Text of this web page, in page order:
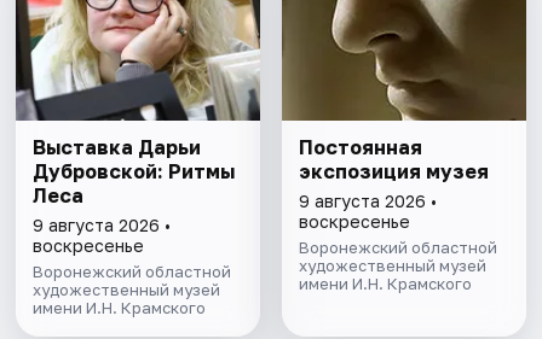
Выставка Дарьи
Дубровской: Ритмы
Леса
9 августа 2026 •
воскресенье
Воронежский областной
художественный музей
имени И.Н. Крамского
Постоянная
экспозиция музея
9 августа 2026 •
воскресенье
Воронежский областной
художественный музей
имени И.Н. Крамского